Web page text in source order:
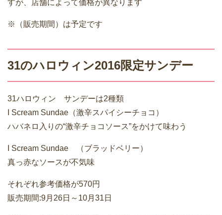
すが、店舗によって価格が異なります
※（販売期間）は予定です
31のハロウィン2016限定サンデー
31ハロウィン サンデーは2種類
I Scream Sundae（激辛スパイシーチョコ）
ハバネロ入りの“激辛チョコソース”をかけて味わう
I Scream Sundae （ブラッドベリー）
真っ赤なソースが不気味
それぞれ参考価格が570円
販売期間:9月26日～10月31日